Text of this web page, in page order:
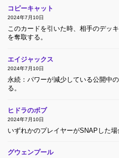
コピーキャット
2024年7月10日
このカードを引いた時、相手のデッ
を奪取する。
エイジャックス
2024年7月10日
永続：パワーが減少している公開中
る。
ヒドラのボブ
2024年7月10日
いずれかのプレイヤーがSNAPした場
グウェンプール